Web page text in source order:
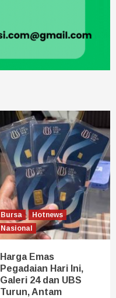
Bursa
Hotnews
Nasional
Harga Emas
Pegadaian Hari Ini,
Galeri 24 dan UBS
Turun, Antam